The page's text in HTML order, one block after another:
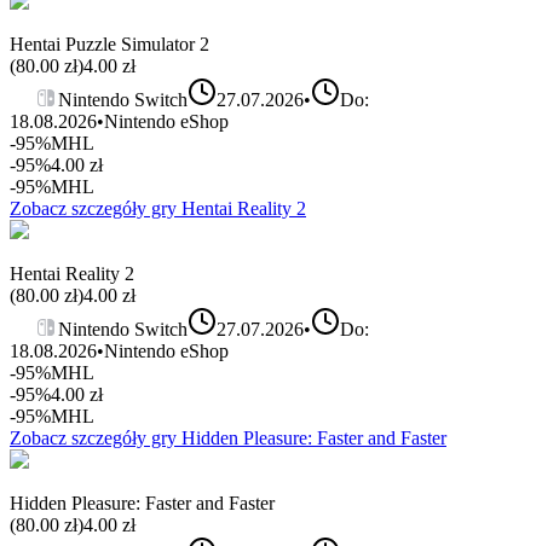
Hentai Puzzle Simulator 2
(80.00 zł)4.00 zł
Nintendo Switch
27.07.2026•
Do:
18.08.2026•Nintendo eShop
-95%MHL
-95%4.00 zł
-95%MHL
Zobacz szczegóły gry Hentai Reality 2
Hentai Reality 2
(80.00 zł)4.00 zł
Nintendo Switch
27.07.2026•
Do:
18.08.2026•Nintendo eShop
-95%MHL
-95%4.00 zł
-95%MHL
Zobacz szczegóły gry Hidden Pleasure: Faster and Faster
Hidden Pleasure: Faster and Faster
(80.00 zł)4.00 zł